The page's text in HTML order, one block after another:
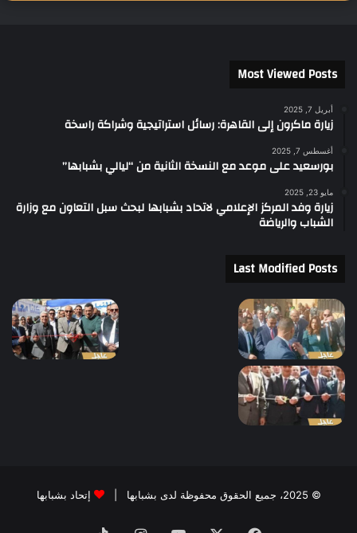
Most Viewed Posts
أبريل 7, 2025
زيارة ماكرون إلى القاهرة: رسائل استراتيجية وشراكة راسخة
أغسطس 7, 2025
بورسعيد على موعد مع النسخة الثانية من “ليالي بشبابها”
مايو 23, 2025
زيارة وفد المركز الإعلامي لاتحاد بشبابها لبحث سبل التعاون مع وزارة
الشباب والرياضة
Last Modified Posts
© 2025، جميع الحقوق محفوظة لدى بشبابها | إتحاد بشبابها